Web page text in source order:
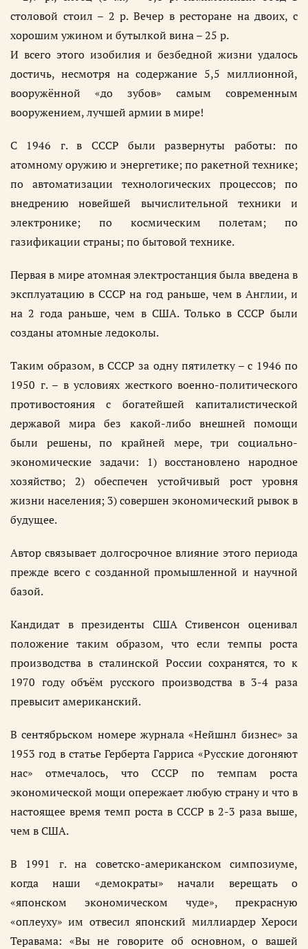
столовой стоил – 2 р. Вечер в ресторане на двоих, с
хорошим ужином и бутылкой вина – 25 р.
И всего этого изобилия и безбедной жизни удалось
достичь, несмотря на содержание 5,5 миллионной,
вооружённой «до зубов» самым современным
вооружением, лучшей армии в мире!
С 1946 г. в СССР были развернуты работы: по
атомному оружию и энергетике; по ракетной технике;
по автоматизации технологических процессов; по
внедрению новейшей вычислительной техники и
электронике; по космическим полетам; по
газификации страны; по бытовой технике.
Первая в мире атомная электростанция была введена в
эксплуатацию в СССР на год раньше, чем в Англии, и
на 2 года раньше, чем в США. Только в СССР были
созданы атомные ледоколы.
Таким образом, в СССР за одну пятилетку – с 1946 по
1950 г. – в условиях жесткого военно-политического
противостояния с богатейшей капиталистической
державой мира без какой-либо внешней помощи
были решены, по крайней мере, три социально-
экономические задачи: 1) восстановлено народное
хозяйство; 2) обеспечен устойчивый рост уровня
жизни населения; 3) совершен экономический рывок в
будущее.
Автор связывает долгосрочное влияние этого периода
прежде всего с созданной промышленной и научной
базой.
Кандидат в президенты США Стивенсон оценивал
положение таким образом, что если темпы роста
производства в сталинской России сохранятся, то к
1970 году объём русского производства в 3-4 раза
превысит американский.
В сентябрьском номере журнала «Нейшнл бизнес» за
1953 год в статье Герберта Гарриса «Русские догоняют
нас» отмечалось, что СССР по темпам роста
экономической мощи опережает любую страну и что в
настоящее время темп роста в СССР в 2-3 раза выше,
чем в США.
В 1991 г. на советско-американском симпозиуме,
когда наши «демократы» начали верещать о
«японском экономическом чуде», прекрасную
«оплеуху» им отвесил японский миллиардер Хероси
Теравама: «Вы не говорите об основном, о вашей